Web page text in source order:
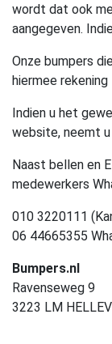
wordt dat ook
aangegeven.
Onze bumpers
hiermee rekening
Indien u het
website, neemt
Naast bellen en
medewerkers
010 3220111
06 44665355
Bumpers.nl
Ravenseweg 9
3223 LM